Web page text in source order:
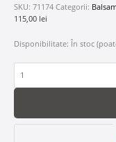
SKU: 71174 Categorii:
115,00 lei
Disponibilitate: În stoc